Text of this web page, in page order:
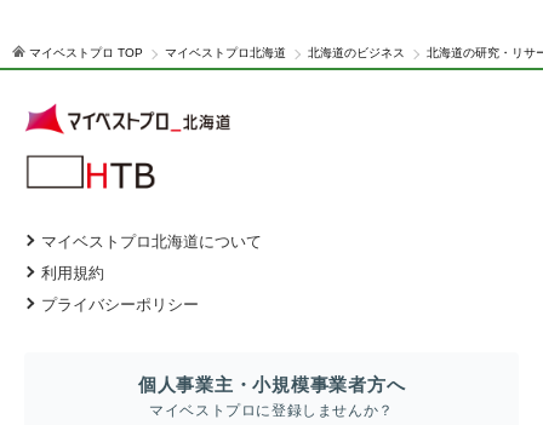
マイベストプロ TOP マイベストプロ北海道 北海道のビジネス 北海道の研究・リサ
マイベストプロ北海道について
利用規約
プライバシーポリシー
個人事業主・小規模事業者方へ
マイベストプロに登録しませんか？